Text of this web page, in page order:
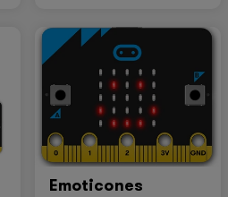
Emoticones